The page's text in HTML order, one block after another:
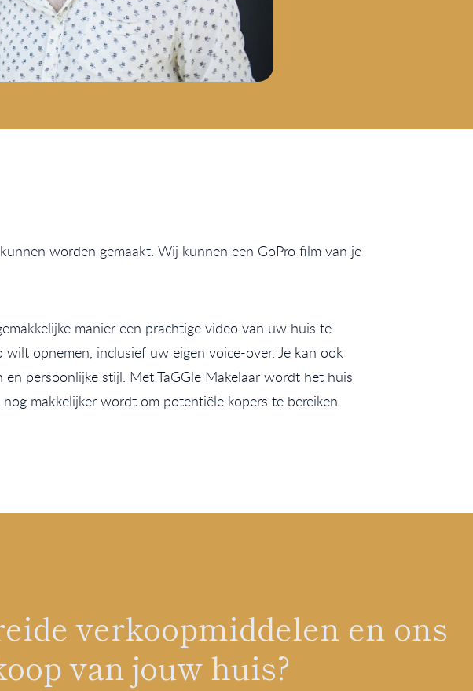
worden gemaakt. Wij kunnen een GoPro film van je
manier een prachtige video van uw huis te
opnemen, inclusief uw eigen voice-over. Je kan ook
persoonlijke stijl. Met TaGGle Makelaar wordt het huis
makkelijker wordt om potentiële kopers te bereiken.
verkoopmiddelen en ons
van jouw huis?